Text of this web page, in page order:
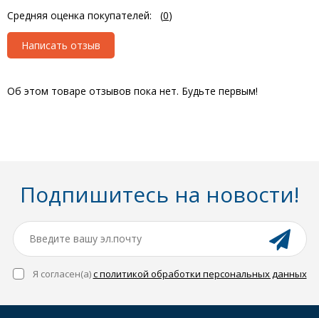
Средняя оценка покупателей: (0)
Написать отзыв
Об этом товаре отзывов пока нет. Будьте первым!
Подпишитесь на новости!
Я согласен(a)с политикой обработки персональных данных